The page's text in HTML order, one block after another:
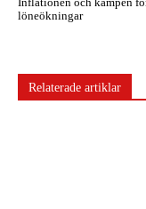
löneökningar
Relaterade artiklar